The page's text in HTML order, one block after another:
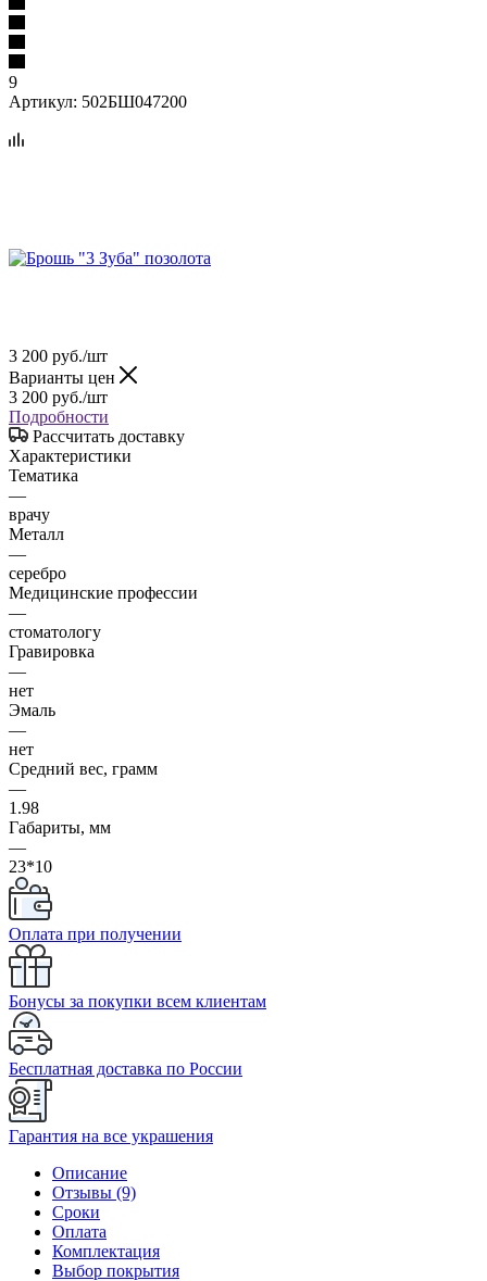
9
Артикул: 502БШ047200
3 200 руб./шт
Варианты цен
3 200 руб./шт
Подробности
Рассчитать доставку
Характеристики
Тематика
—
врачу
Металл
—
серебро
Медицинские профессии
—
стоматологу
Гравировка
—
нет
Эмаль
—
нет
Средний вес, грамм
—
1.98
Габариты, мм
—
23*10
Оплата при получении
Бонусы за покупки всем клиентам
Бесплатная доставка по России
Гарантия на все украшения
Описание
Отзывы (9)
Сроки
Оплата
Комплектация
Выбор покрытия